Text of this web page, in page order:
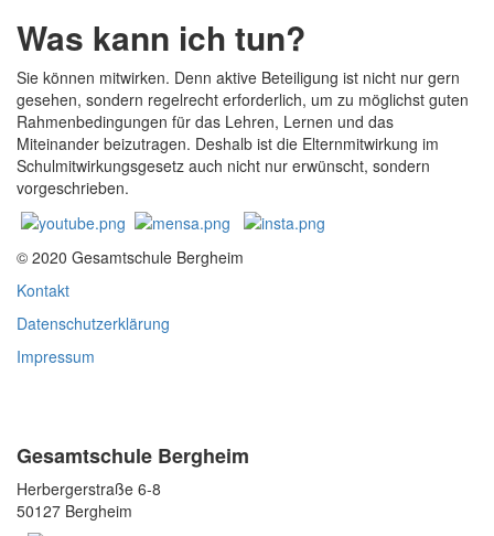
Was kann ich tun?
Sie können mitwirken. Denn aktive Beteiligung ist nicht nur gern
gesehen, sondern regelrecht erforderlich, um zu möglichst guten
Rahmenbedingungen für das Lehren, Lernen und das
Miteinander beizutragen. Deshalb ist die Elternmitwirkung im
Schulmitwirkungsgesetz auch nicht nur erwünscht, sondern
vorgeschrieben.
© 2020 Gesamtschule Bergheim
Kontakt
Datenschutzerklärung
Impressum
Gesamtschule Bergheim
Herbergerstraße 6-8
50127 Bergheim